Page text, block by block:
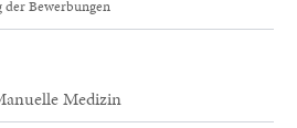
der Bewerbungen
Medizin